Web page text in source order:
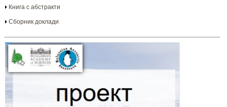
Книга с абстракти
Сборник доклади